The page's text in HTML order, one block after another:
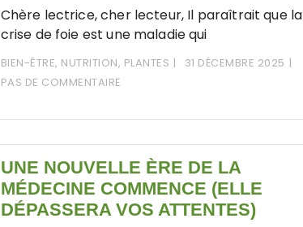
Chère lectrice, cher lecteur, Il paraîtrait que la
crise de foie est une maladie qui
BIEN-ÊTRE, NUTRITION, PLANTES
31 DÉCEMBRE 2025
PAS DE COMMENTAIRE
UNE NOUVELLE ÈRE DE LA
MÉDECINE COMMENCE (ELLE
DÉPASSERA VOS ATTENTES)